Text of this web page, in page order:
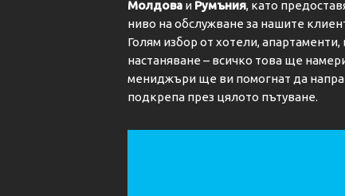
Молдова и Румъния, като
ниво на обслужване за нашите
Голям избор от хотели,
настаняване – всичко това ще
мениджъри ще ви помогнат да
подкрепа през цялото пътуване.